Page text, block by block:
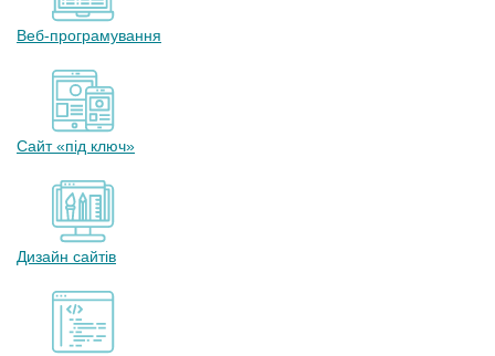
Веб-програмування
Сайт «під ключ»
Дизайн сайтів